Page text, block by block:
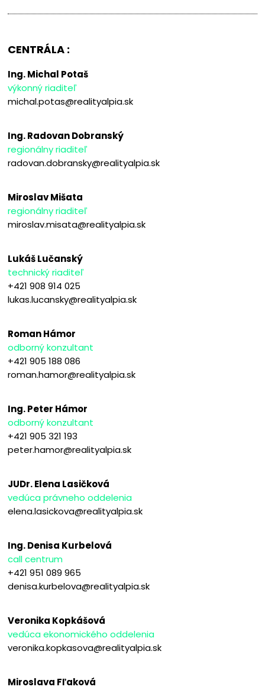
CENTRÁLA :
Ing. Michal Potaš
výkonný riaditeľ
michal.potas@realityalpia.sk
Ing. Radovan Dobranský
regionálny riaditeľ
radovan.dobransky@realityalpia.sk
Miroslav Mišata
regionálny riaditeľ
miroslav.misata@realityalpia.sk
Lukáš Lučanský
technický riaditeľ
+421 908 914 025
lukas.lucansky@realityalpia.sk
Roman Hámor
odborný konzultant
+421 905 188 086
roman.hamor@realityalpia.sk
Ing. Peter Hámor
odborný konzultant
+421 905 321 193
peter.hamor@realityalpia.sk
JUDr. Elena Lasičková
vedúca právneho oddelenia
elena.lasickova@realityalpia.sk
Ing. Denisa Kurbelová
call centrum
+421 951 089 965
denisa.kurbelova@realityalpia.sk
Veronika Kopkášová
vedúca ekonomického oddelenia
veronika.kopkasova@realityalpia.sk
Miroslava Fľaková